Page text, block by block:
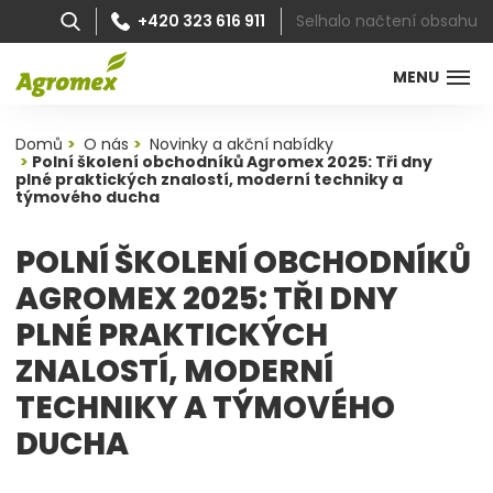
MENU
+420 323 616 911 Selhalo načtení obsahu
Domů O nás
Novinky a akční nabídky
Polní školení obchodníků Agromex 2025: Tři dny
plné praktických znalostí, moderní techniky a
týmového ducha
POLNÍ ŠKOLENÍ OBCHODNÍKŮ
AGROMEX 2025: TŘI DNY
PLNÉ PRAKTICKÝCH
ZNALOSTÍ, MODERNÍ
TECHNIKY A TÝMOVÉHO
DUCHA